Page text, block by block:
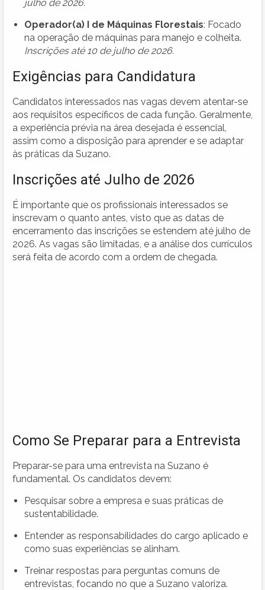
julho de 2026.
Operador(a) I de Máquinas Florestais: Focado
na operação de máquinas para manejo e colheita.
Inscrições até 10 de julho de 2026.
Exigências para Candidatura
Candidatos interessados nas vagas devem atentar-se
aos requisitos específicos de cada função. Geralmente,
a experiência prévia na área desejada é essencial,
assim como a disposição para aprender e se adaptar
às práticas da Suzano.
Inscrições até Julho de 2026
É importante que os profissionais interessados se
inscrevam o quanto antes, visto que as datas de
encerramento das inscrições se estendem até julho de
2026. As vagas são limitadas, e a análise dos currículos
será feita de acordo com a ordem de chegada.
Como Se Preparar para a Entrevista
Preparar-se para uma entrevista na Suzano é
fundamental. Os candidatos devem:
Pesquisar sobre a empresa e suas práticas de
sustentabilidade.
Entender as responsabilidades do cargo aplicado e
como suas experiências se alinham.
Treinar respostas para perguntas comuns de
entrevistas, focando no que a Suzano valoriza.